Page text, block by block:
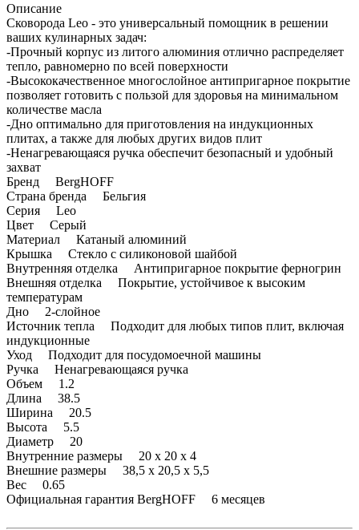
Описание
Сковорода Leo - это универсальный помощник в решении
ваших кулинарных задач:
-Прочный корпус из литого алюминия отлично распределяет
тепло, равномерно по всей поверхности
-Высококачественное многослойное антипригарное покрытие
позволяет готовить с пользой для здоровья на минимальном
количестве масла
-Дно оптимально для приготовления на индукционных
плитах, а также для любых других видов плит
-Ненагревающаяся ручка обеспечит безопасный и удобный
захват
Бренд BergHOFF
Страна бренда Бельгия
Серия Leo
Цвет Серый
Материал Катаный алюминий
Крышка Стекло с силиконовой шайбой
Внутренняя отделка Антипригарное покрытие ферногрин
Внешняя отделка Покрытие, устойчивое к высоким
температурам
Дно 2-слойное
Источник тепла Подходит для любых типов плит, включая
индукционные
Уход Подходит для посудомоечной машины
Ручка Ненагревающаяся ручка
Объем 1.2
Длина 38.5
Ширина 20.5
Высота 5.5
Диаметр 20
Внутренние размеры 20 x 20 x 4
Внешние размеры 38,5 x 20,5 x 5,5
Вес 0.65
Официальная гарантия BergHOFF 6 месяцев